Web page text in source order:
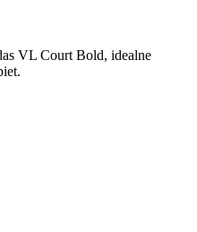
VL Court Bold, idealne